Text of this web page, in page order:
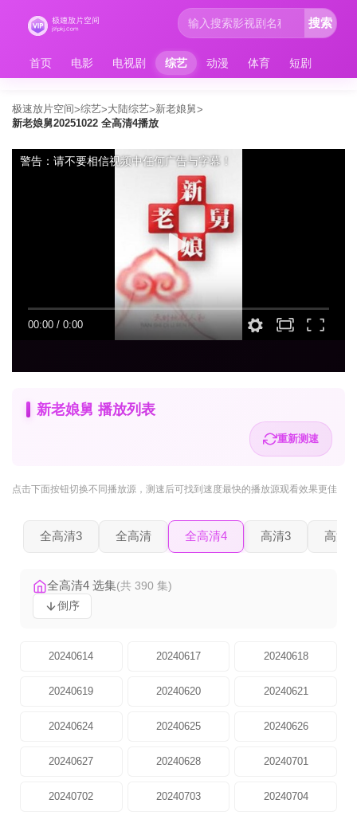
首页 电影 电视剧 综艺 动漫 体育 短剧
搜索
极速放片空间>综艺>大陆综艺>新老娘舅>
新老娘舅20251022 全高清4播放
00:00 / 0:00
警告：请不要相信视频中任何广告与字幕！
新老娘舅 播放列表
重新测速
点击下面按钮切换不同播放源 ，测速后可找到速度最快的播放源观看效果更佳
全高清3 全高清 全高清4 高清3 高清2
全高清4 选集(共 390 集)
倒序
20240614 20240617 20240618
20240619 20240620 20240621
20240624 20240625 20240626
20240627 20240628 20240701
20240702 20240703 20240704